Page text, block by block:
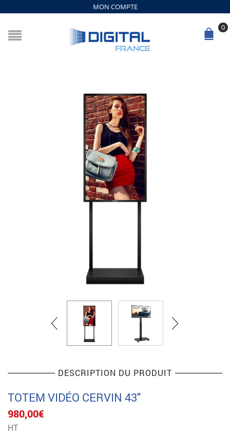
MON COMPTE
0
DESCRIPTION DU PRODUIT
TOTEM VIDÉO CERVIN 43″
980,00€
HT